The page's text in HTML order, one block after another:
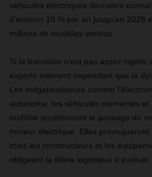
véhicules électriques devraient
d’environ 10 % par an jusqu’en 2028
millions de modèles vendus.
Si la transition n’est pas assez
experts estiment cependant que la
Les mégatendances comme
autonome, les véhicules connectés
mobilité accéléreront le passage du
moteur électrique. Elles
chez les constructeurs et les
obligeant la filière logistique à évoluer.